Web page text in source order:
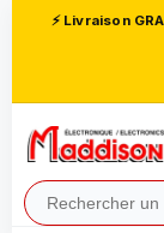
⚡ Livraison